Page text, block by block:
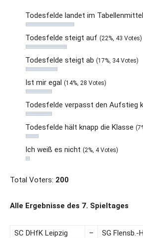
Todesfelde landet im
Todesfelde steigt auf (22%, 43 Votes)
Todesfelde steigt ab (17%, 34 Votes)
Ist mir egal (14%, 28 Votes)
Todesfelde verpasst den Aufstieg
Todesfelde hält knapp die Klasse
Ich weiß es nicht (2%, 4 Votes)
Total Voters: 200
Alle Ergebnisse des 7. Spieltages
SC DHfK Leipzig – SG Flensb.-